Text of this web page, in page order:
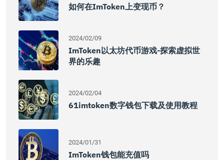
如何在imToken上变现币？
2024/02/09
ImToken以太坊代币游戏-探索虚拟世
界的乐趣
2024/02/04
61imtoken数字钱包下载及使用教程
2024/01/31
ImToken钱包能充值吗